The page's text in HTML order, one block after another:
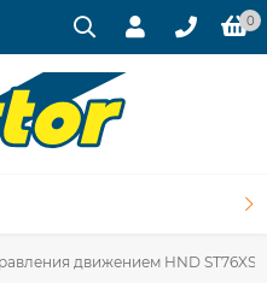
0
движением HND ST76XST